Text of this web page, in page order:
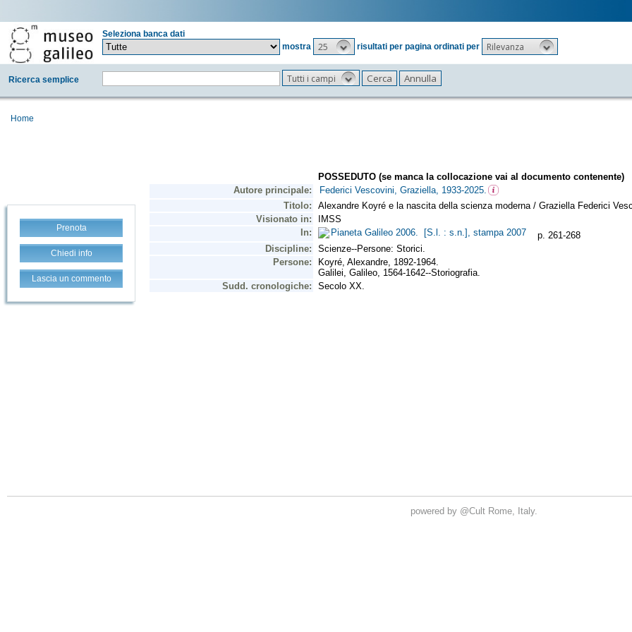
Seleziona banca dati
mostra
25 risultati per pagina ordinati per Rilevanza
Ricerca semplice Tutti i campi
Home
Prenota
Chiedi info
Lascia un commento
powered by @Cult Rome, Italy.